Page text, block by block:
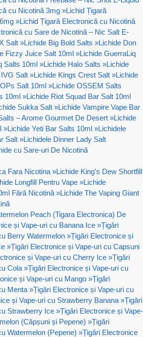
cu Nicotină 3mg »Lichid Țigară
»Lichid Țigară Electronică cu Nicotină
cu Sare de Nicotină – Nic Salt E-
Salt »Lichide Big Bold Salts »Lichide Don
Fizzy Juice Salt 10ml »Lichide GuerraLiq
Salts 10ml »Lichide Halo Salts »Lichide
Salt »Lichide Kings Crest Salt »Lichide
Salt 10ml »Lichide OSSEM Salts
10ml »Lichide Riot Squad Bar Salt 10ml
Sukka Salt »Lichide Vampire Vape Bar
– Arome Gourmet De Desert »Lichide
»Lichide Yeti Bar Salts 10ml »Lichidele
Salt »Lichidele Dinner Lady Salt
cu Sare-uri De Nicotină
Fara Nicotina »Lichide King's Dew Shortfill
Longfill Pentru Vape »Lichide
Fără Nicotină »Lichide The Vaping Giant
Peach (Tigara Electronica) De
și Vape-uri cu Banana Ice »Țigări
Berry Watermelon »Țigări Electronice și
»Țigări Electronice și Vape-uri cu Capsuni
și Vape-uri cu Cherry Ice »Țigări
Cola »Țigări Electronice și Vape-uri cu
și Vape-uri cu Mango »Țigări
Menta »Țigări Electronice și Vape-uri cu
și Vape-uri cu Strawberry Banana »Țigări
Strawberry Ice »Țigări Electronice și Vape-
(Căpșuni și Pepene) »Țigări
Watermelon (Pepene) »Țigări Electronice